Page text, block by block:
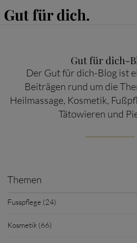
Gut für dich.
Gut für dich-
Der Gut für dich-Blog ist
Beiträgen rund um die
Heilmassage, Kosmetik,
Tätowieren und
Themen
Fusspflege (24)
Kosmetik (66)